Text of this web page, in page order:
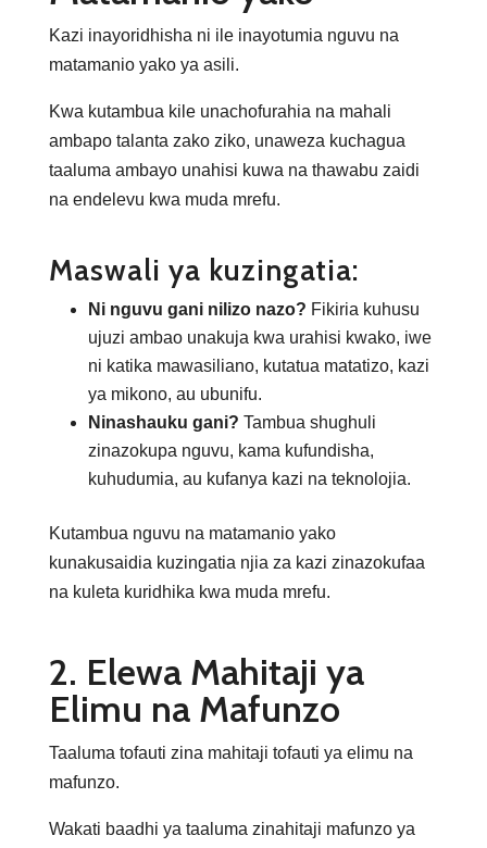
Kazi inayoridhisha ni ile inayotumia nguvu na
matamanio yako ya asili.
Kwa kutambua kile unachofurahia na mahali
ambapo talanta zako ziko, unaweza kuchagua
taaluma ambayo unahisi kuwa na thawabu zaidi
na endelevu kwa muda mrefu.
Maswali ya kuzingatia:
Ni nguvu gani nilizo nazo? Fikiria kuhusu
ujuzi ambao unakuja kwa urahisi kwako, iwe
ni katika mawasiliano, kutatua matatizo, kazi
ya mikono, au ubunifu.
Ninashauku gani? Tambua shughuli
zinazokupa nguvu, kama kufundisha,
kuhudumia, au kufanya kazi na teknolojia.
Kutambua nguvu na matamanio yako
kunakusaidia kuzingatia njia za kazi zinazokufaa
na kuleta kuridhika kwa muda mrefu.
2. Elewa Mahitaji ya
Elimu na Mafunzo
Taaluma tofauti zina mahitaji tofauti ya elimu na
mafunzo.
Wakati baadhi ya taaluma zinahitaji mafunzo ya